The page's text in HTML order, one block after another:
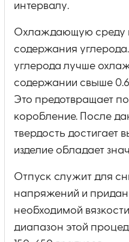
интервалу.
Охлаждающую среду
содержания
углерода лучше
содержании свыше
Это предотвращает
коробление. После
твердость достигает
изделие обладает
Отпуск служит для
напряжений и
необходимой
диапазон этой